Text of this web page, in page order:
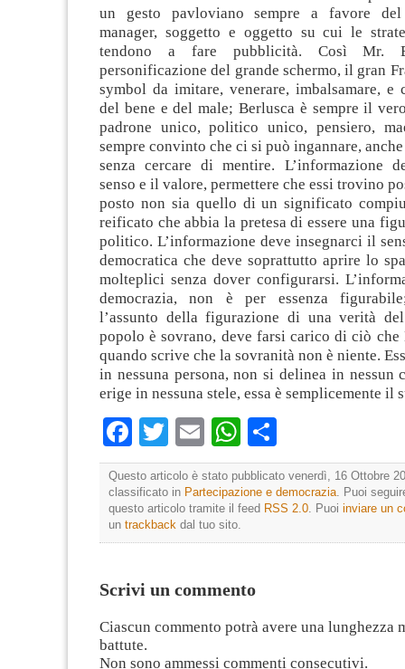
un gesto pavloviano sempre a favore del
manager, soggetto e oggetto su cui le
tendono a fare pubblicità. Così Mr.
personificazione del grande schermo, il gran
symbol da imitare, venerare, imbalsamare, e
del bene e del male; Berlusca è sempre il
padrone unico, politico unico, pensiero,
sempre convinto che ci si può ingannare,
senza cercare di mentire. L’informazione
senso e il valore, permettere che essi trovino
posto non sia quello di un significato
reificato che abbia la pretesa di essere una
politico. L’informazione deve insegnarci il
democratica che deve soprattutto aprire lo
molteplici senza dover configurarsi.
democrazia, non è per essenza
l’assunto della figurazione di una verità
popolo è sovrano, deve farsi carico di ciò che
quando scrive che la sovranità non è niente.
in nessuna persona, non si delinea in nessun
erige in nessuna stele, essa è semplicemente il
Facebook
TwitterEmailWhatsApp
Questo articolo è stato pubblicato venerdì, 16 Ottobre
classificato in Partecipazione e democrazia. Puoi
questo articolo tramite il feed RSS 2.0. Puoi inviare un
un trackback dal tuo sito.
Scrivi un commento
Ciascun commento potrà avere una lunghezza
battute.
Non sono ammessi commenti consecutivi.